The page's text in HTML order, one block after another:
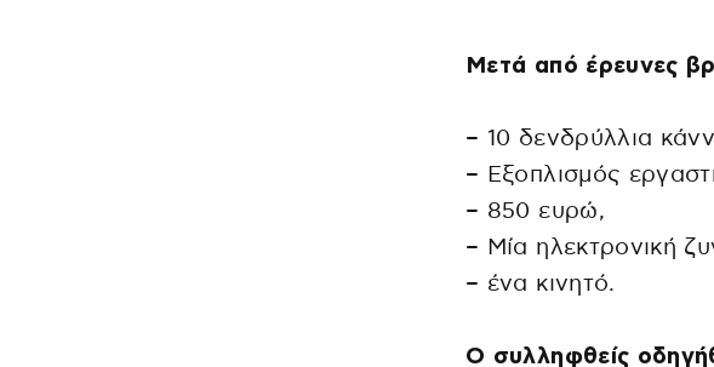
Μετά από έρευνες
– 10 δενδρύλλια
– Εξοπλισμός
– 850 ευρώ,
– Μία ηλεκτρονική
– ένα κινητό.
Ο συλληφθείς